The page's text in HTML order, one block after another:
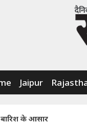
Jaipur
के आसार